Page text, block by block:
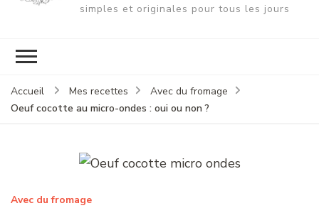
simples et originales pour tous les jours
Accueil Mes recettes
Avec du fromage
Oeuf cocotte au micro-ondes : oui ou non ?
Avec du fromage